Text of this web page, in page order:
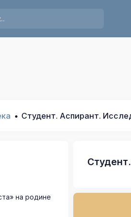
Студент. Аспирант.
на родине